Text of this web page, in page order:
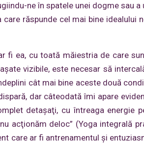
ne în spatele unei dogme sau a
răspunde cel mai bine idealului
fi ea, cu toată măiestria de care
vizibile, este necesar să
cât mai bine aceste două
dar câteodată îmi apare
detaşaţi, cu întreaga energie
acţionăm deloc” (Yoga integrală
care ar fi antrenamentul şi